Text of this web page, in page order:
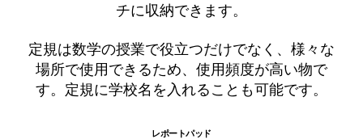
チに収納できます。
定規は数学の授業で役立つだけでなく、様々な
場所で使用できるため、使用頻度が高い物で
す。定規に学校名を入れることも可能です。
レポートパッド